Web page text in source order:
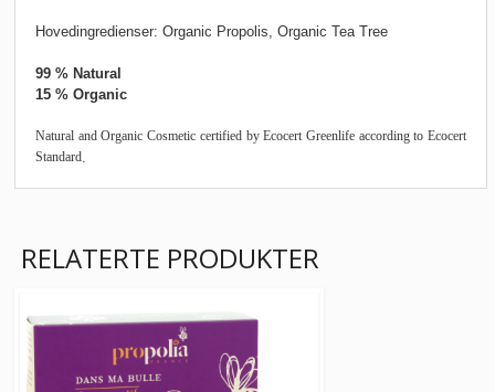
Hovedingredienser: Organic Propolis, Organic Tea Tree
99 % Natural
15 % Organic
Natural and Organic Cosmetic certified by Ecocert Greenlife according to Ecocert
Standard.
RELATERTE PRODUKTER